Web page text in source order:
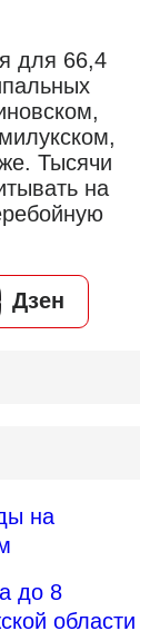
для 66,4
Тысячи
на
Дзен
на
до 8
области